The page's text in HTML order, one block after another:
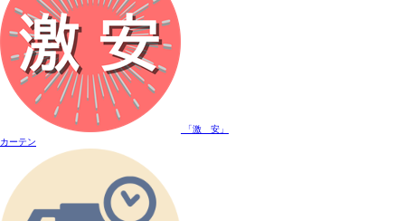
「激 安」
カーテン